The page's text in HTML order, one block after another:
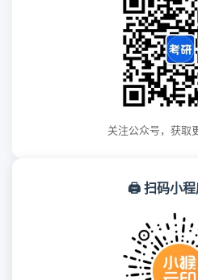
关注公众号，获取
🖨 扫码小程